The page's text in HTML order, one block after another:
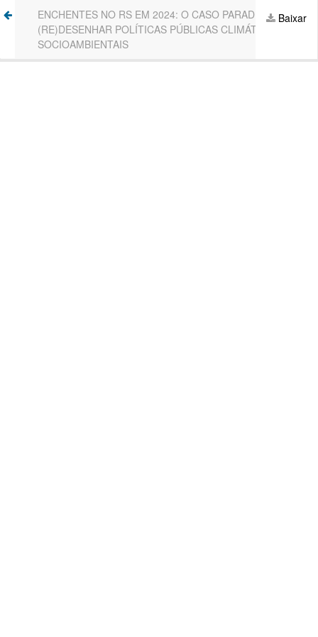
aos
Detalhes
Artigo
ENCHENTES NO RS EM 2024: O CASO PARADIGMA PARA
(RE)DESENHAR POLÍTICAS PÚBLICAS CLIMÁTICAS
SOCIOAMBIENTAIS
Baixar